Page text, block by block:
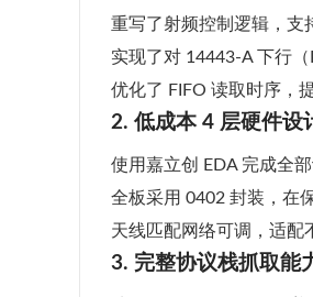
重写了射频控制逻辑，支
实现了对 14443-A 下行
优化了 FIFO 读取时序，
2. 低成本 4 层硬件设
使用嘉立创 EDA 完成全
全板采用 0402 封装，在
天线匹配网络可调，适配
3. 完整协议栈抓取能